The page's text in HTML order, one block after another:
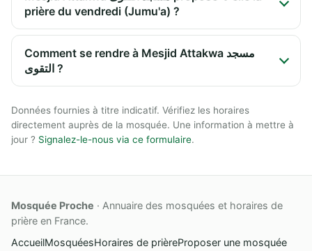
prière du vendredi (Jumu'a) ?
Comment se rendre à Mesjid Attakwa مسجد
التقوى ?
Données fournies à titre indicatif. Vérifiez les horaires
directement auprès de la mosquée. Une information à mettre à
jour ? Signalez-le-nous via ce formulaire.
Mosquée Proche · Annuaire des mosquées et horaires de
prière en France.
AccueilMosquéesHoraires de prièreProposer une mosquée